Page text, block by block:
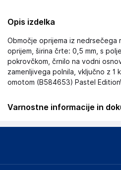
Opis izdelka
Območje oprijema iz nedrsečega
oprijem, širina črte: 0,5 mm, s
pokrovčkom, črnilo na vodni
zamenljivega polnila, vključno z 1
omotom (B584653) Pastel
Varnostne informacije in
Podatki o proizvajalcu